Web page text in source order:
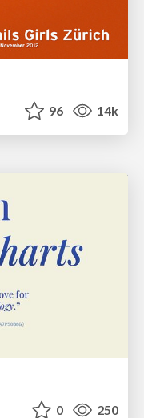
96 14k
0 250